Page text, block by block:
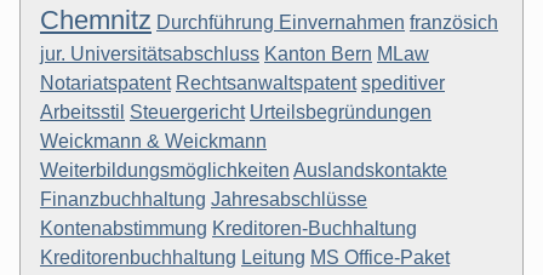
Chemnitz Durchführung Einvernahmen französich
jur. Universitätsabschluss Kanton Bern MLaw
Notariatspatent Rechtsanwaltspatent speditiver
Arbeitsstil Steuergericht Urteilsbegründungen
Weickmann & Weickmann
Weiterbildungsmöglichkeiten Auslandskontakte
Finanzbuchhaltung Jahresabschlüsse
Kontenabstimmung Kreditoren-Buchhaltung
Kreditorenbuchhaltung Leitung MS Office-Paket